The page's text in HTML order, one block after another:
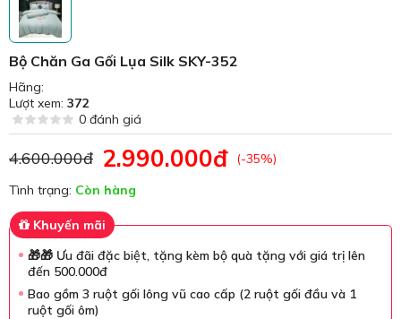
Bộ Chăn Ga Gối Lụa Silk SKY-352
Hãng:
Lượt xem: 372
0 đánh giá
4.600.000đ 2.990.000đ
(-35%)
Tình trạng: Còn hàng
Khuyến mãi
🎁🎁 Ưu đãi đặc biệt, tặng kèm bộ quà tặng với giá trị lên
đến 500.000đ
Bao gồm 3 ruột gối lông vũ cao cấp (2 ruột gối đầu và 1
ruột gối ôm)